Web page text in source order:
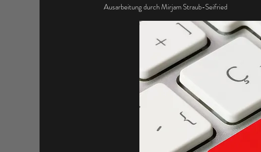
Ausarbeitung durch Mirjam Straub-Seifried